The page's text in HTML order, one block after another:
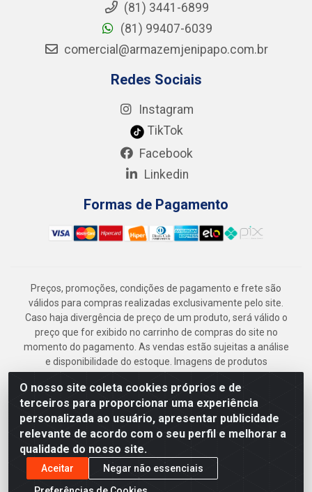
O nosso site coleta cookies próprios e de
terceiros para proporcionar uma experiência
personalizada ao usuário, apresentar publicidade
relevante de acordo com o seu perfil e melhorar a
qualidade do nosso site.
Aceitar
Negar não essenciais
(81) 3441-6899
(81) 99407-6039
comercial@armazemjenipapo.com.br
Redes Sociais
Instagram
TikTok
Facebook
Linkedin
Formas de Pagamento
Preços, promoções, condições de pagamento e frete são
válidos para compras realizadas exclusivamente pelo site.
Caso haja divergência de preço de um produto, será válido o
preço que for exibido no carrinho de compras do site no
momento do pagamento. As vendas estão sujeitas a análise
e disponibilidade do estoque. Imagens de produtos
meramente ilustrativas.
Armazém Jenipapo Materiais de Construção em Geral
LTDA - Rua das Flores, 2691 - Guabiraba, Recife/PE - CEP
52.291-630 - CNPJ 41.097.379/0001-